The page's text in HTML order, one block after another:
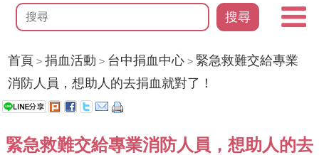
搜尋
首頁 >捐血活動 > 台中捐血中心 > 緊急救難交給專業
消防人員，想助人的去捐血就對了！
緊急救難交給專業消防人員，想助人的去